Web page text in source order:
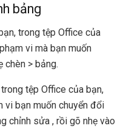
bảng
trong tệp Office của
vi mà bạn muốn
chèn > bảng.
tệp Office của bạn,
vi bạn muốn chuyển đổi
chỉnh sửa , rồi gõ nhẹ vào